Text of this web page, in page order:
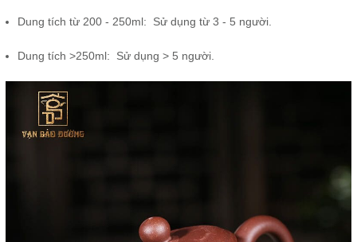
Dung tích từ 200 - 250ml: Sử dụng từ 3 - 5 người.
Dung tích >250ml: Sử dụng > 5 người.